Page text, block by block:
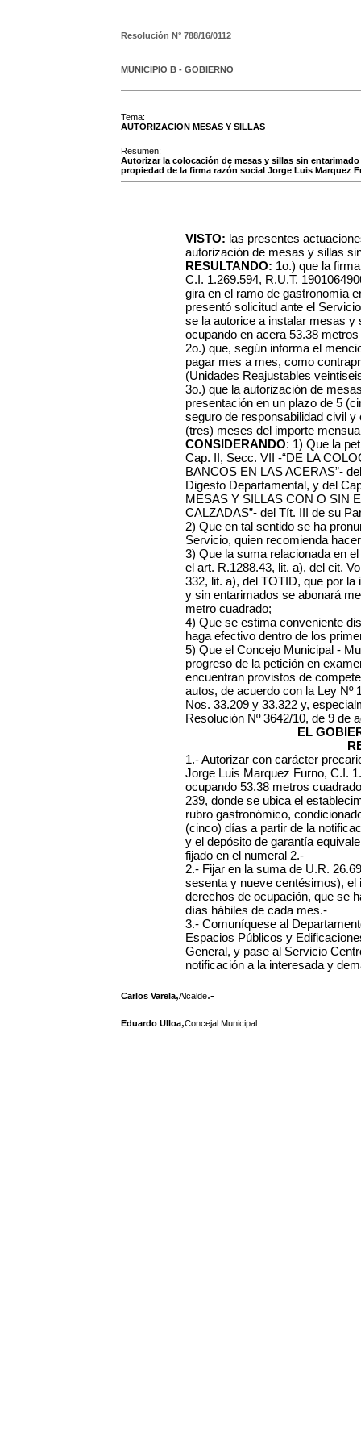
Resolución N° 788/16/0112
MUNICIPIO B - GOBIERNO
Tema:
AUTORIZACION MESAS Y SILLAS
Resumen:
Autorizar la colocación de mesas y sillas sin
propiedad de la firma razón social Jorge Luis Marquez
VISTO: las presentes
autorización de mesas y sillas
RESULTANDO: 1o.) que la
C.I. 1.269.594, R.U.T.
gira en el ramo de gastronomía
presentó solicitud ante el
se la autorice a instalar mesas y
ocupando en acera 53.38
2o.) que, según informa el
pagar mes a mes, como
(Unidades Reajustables
3o.) que la autorización de
presentación en un plazo de 5
seguro de responsabilidad civil
(tres) meses del importe
CONSIDERANDO: 1) Que la
Cap. II, Secc. VII -“DE LA
BANCOS EN LAS ACERAS”-
Digesto Departamental, y del
MESAS Y SILLAS CON O SIN
CALZADAS”- del Tít. III de su
2) Que en tal sentido se ha
Servicio, quien recomienda
3) Que la suma relacionada en
el art. R.1288.43, lit. a), del cit.
332, lit. a), del TOTID, que por
y sin entarimados se abonará
metro cuadrado;
4) Que se estima conveniente
haga efectivo dentro de los
5) Que el Concejo Municipal -
progreso de la petición en
encuentran provistos de
autos, de acuerdo con la Ley Nº
Nos. 33.209 y 33.322 y,
Resolución Nº 3642/10, de 9 de
EL
1.- Autorizar con carácter
Jorge Luis Marquez Furno, C.I.
ocupando 53.38 metros
239, donde se ubica el
rubro gastronómico,
(cinco) días a partir de la
y el depósito de garantía
fijado en el numeral 2.-
2.- Fijar en la suma de U.R.
sesenta y nueve centésimos), el
derechos de ocupación, que se
días hábiles de cada mes.-
3.- Comuníquese al
Espacios Públicos y
General, y pase al Servicio
notificación a la interesada y
Carlos Varela,Alcalde.-
Eduardo Ulloa,Concejal Municipal